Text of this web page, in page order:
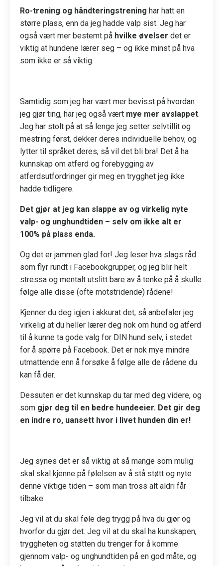
Ro-trening og håndteringstrening har hatt en
større plass, enn da jeg hadde valp sist. Jeg har
også vært mer bestemt på hvilke øvelser det er
viktig at hundene lærer seg – og ikke minst på hva
som ikke er så viktig.
Samtidig som jeg har vært mer bevisst på hvordan
jeg gjør ting, har jeg også vært mye mer avslappet.
Jeg har stolt på at så lenge jeg setter selvtillit og
mestring først, dekker deres individuelle behov, og
lytter til språket deres, så vil det bli bra! Det å ha
kunnskap om atferd og forebygging av
atferdsutfordringer gir meg en trygghet jeg ikke
hadde tidligere.
Det gjør at jeg kan slappe av og virkelig nyte
valp- og unghundtiden – selv om ikke alt er
100% på plass enda.
Og det er jammen glad for! Jeg leser hva slags råd
som flyr rundt i Facebookgrupper, og jeg blir helt
stressa og mentalt utslitt bare av å tenke på å skulle
følge alle disse (ofte motstridende) rådene!
Kjenner du deg igjen i akkurat det, så anbefaler jeg
virkelig at du heller lærer deg nok om hund og atferd
til å kunne ta gode valg for DIN hund selv, i stedet
for å spørre på Facebook. Det er nok mye mindre
utmattende enn å forsøke å følge alle de rådene du
kan få der.
Dessuten er det kunnskap du tar med deg videre, og
som gjør deg til en bedre hundeeier. Det gir deg
en indre ro, uansett hvor i livet hunden din er!
Jeg synes det er så viktig at så mange som mulig
skal skal kjenne på følelsen av å stå støtt og nyte
denne viktige tiden – som man tross alt aldri får
tilbake.
Jeg vil at du skal føle deg trygg på hva du gjør og
hvorfor du gjør det. Jeg vil at du skal ha kunskapen,
tryggheten og støtten du trenger for å komme
gjennom valp- og unghundtiden på en god måte, og